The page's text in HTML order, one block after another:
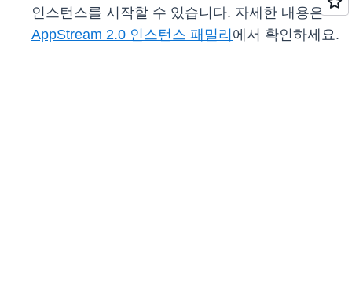
인스턴스를 시작할 수 있습니다. 자세한 내용은
AppStream 2.0 인스턴스 패밀리 에서 확인하세요.